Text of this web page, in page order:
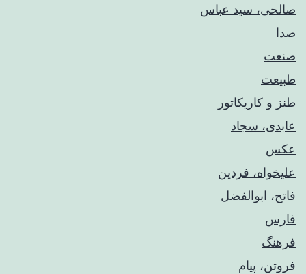
صالحی، سید عباس
صدا
صنعت
طبیعت
طنز و کاریکاتور
عابدی، سجاد
عکس
علیخواه، فردین
فاتح، ابوالفضل
فارس
فرهنگ
فروتن، پیام